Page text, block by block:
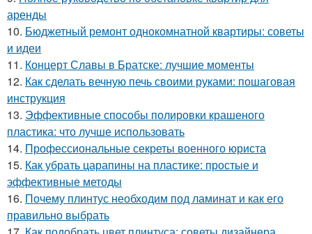
аренды
10. Бюджетный ремонт однокомнатной квартиры: советы
и идеи
11. Концерт Славы в Братске: лучшие моменты
12. Как сделать вечную печь своими руками: пошаговая
инструкция
13. Эффективные способы полировки крашеного
пластика: что лучше использовать
14. Профессиональные секреты военного юриста
15. Как убрать царапины на пластике: простые и
эффективные методы
16. Почему плинтус необходим под ламинат и как его
правильно выбрать